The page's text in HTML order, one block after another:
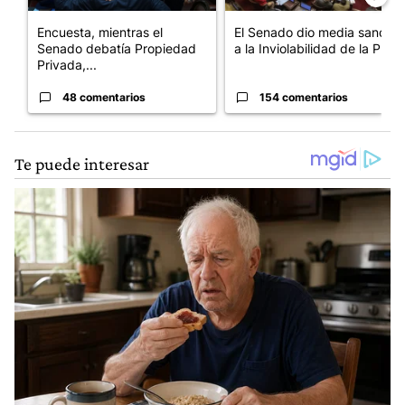
Encuesta, mientras el
Senado debatía Propiedad
Privada,...
48 comentarios
El Senado dio media sanción
a la Inviolabilidad de la P...
154 comentarios